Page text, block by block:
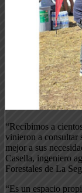
“Recibimos a
vinieron a consultar
mejor a sus
Casella, ingeniero
Forestales de La
“Es un espacio